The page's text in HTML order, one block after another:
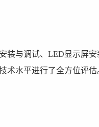
装与调试、LED显示屏安
术水平进行了全方位评估